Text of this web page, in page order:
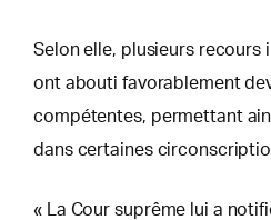
Selon elle, plusieurs
ont abouti favorablement
compétentes, permettant
dans certaines
« La Cour suprême lui a